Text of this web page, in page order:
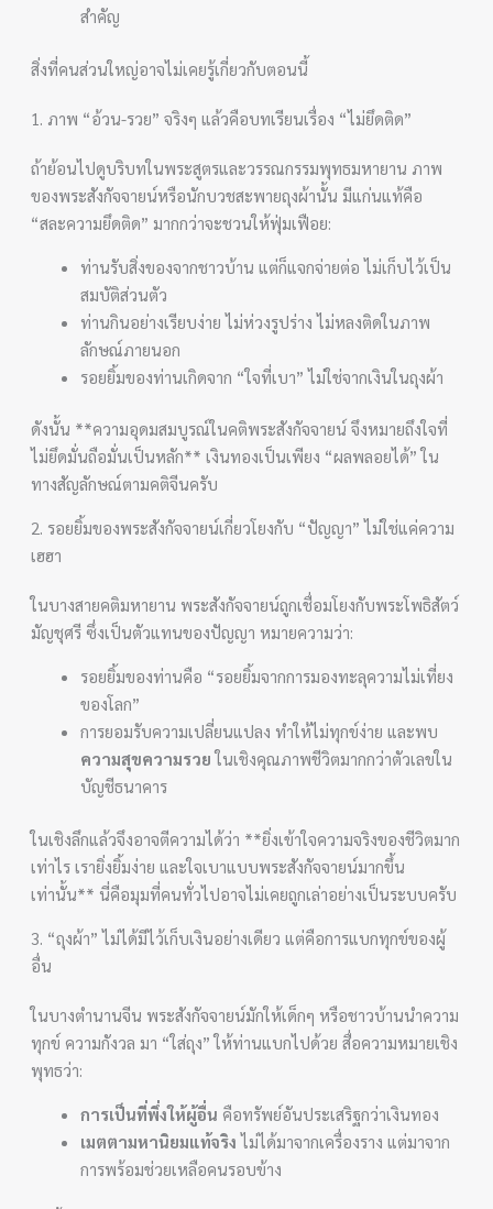
สำคัญ
สิ่งที่คนส่วนใหญ่อาจไม่เคยรู้เกี่ยวกับตอนนี้
1. ภาพ “อ้วน-รวย” จริงๆ แล้วคือบทเรียนเรื่อง “ไม่ยึดติด”
ถ้าย้อนไปดูบริบทในพระสูตรและวรรณกรรมพุทธมหายาน ภาพ
ของพระสังกัจจายน์หรือนักบวชสะพายถุงผ้านั้น มีแก่นแท้คือ
“สละความยึดติด” มากกว่าจะชวนให้ฟุ่มเฟือย:
ท่านรับสิ่งของจากชาวบ้าน แต่ก็แจกจ่ายต่อ ไม่เก็บไว้เป็น
สมบัติส่วนตัว
ท่านกินอย่างเรียบง่าย ไม่ห่วงรูปร่าง ไม่หลงติดในภาพ
ลักษณ์ภายนอก
รอยยิ้มของท่านเกิดจาก “ใจที่เบา” ไม่ใช่จากเงินในถุงผ้า
ดังนั้น **ความอุดมสมบูรณ์ในคติพระสังกัจจายน์ จึงหมายถึงใจที่
ไม่ยึดมั่นถือมั่นเป็นหลัก** เงินทองเป็นเพียง “ผลพลอยได้” ใน
ทางสัญลักษณ์ตามคติจีนครับ
2. รอยยิ้มของพระสังกัจจายน์เกี่ยวโยงกับ “ปัญญา” ไม่ใช่แค่ความ
เฮฮา
ในบางสายคติมหายาน พระสังกัจจายน์ถูกเชื่อมโยงกับพระโพธิสัตว์
มัญชุศรี ซึ่งเป็นตัวแทนของปัญญา หมายความว่า:
รอยยิ้มของท่านคือ “รอยยิ้มจากการมองทะลุความไม่เที่ยง
ของโลก”
การยอมรับความเปลี่ยนแปลง ทำให้ไม่ทุกข์ง่าย และพบ
ความสุขความรวย ในเชิงคุณภาพชีวิตมากกว่าตัวเลขใน
บัญชีธนาคาร
ในเชิงลึกแล้วจึงอาจตีความได้ว่า **ยิ่งเข้าใจความจริงของชีวิตมาก
เท่าไร เรายิ่งยิ้มง่าย และใจเบาแบบพระสังกัจจายน์มากขึ้น
เท่านั้น** นี่คือมุมที่คนทั่วไปอาจไม่เคยถูกเล่าอย่างเป็นระบบครับ
3. “ถุงผ้า” ไม่ได้มีไว้เก็บเงินอย่างเดียว แต่คือการแบกทุกข์ของผู้
อื่น
ในบางตำนานจีน พระสังกัจจายน์มักให้เด็กๆ หรือชาวบ้านนำความ
ทุกข์ ความกังวล มา “ใส่ถุง” ให้ท่านแบกไปด้วย สื่อความหมายเชิง
พุทธว่า:
การเป็นที่พึ่งให้ผู้อื่น คือทรัพย์อันประเสริฐกว่าเงินทอง
เมตตามหานิยมแท้จริง ไม่ได้มาจากเครื่องราง แต่มาจาก
การพร้อมช่วยเหลือคนรอบข้าง